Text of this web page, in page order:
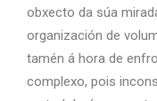
obxecto da súa
organización de
tamén á hora de
complexo, pois